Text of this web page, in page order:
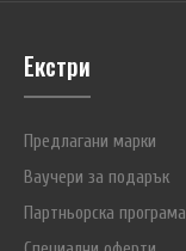
Екстри
Предлагани марки
Ваучери за подарък
Партньорска програма